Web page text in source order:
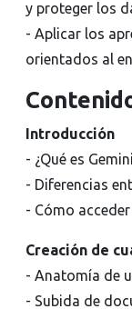
y proteger los
- Aplicar los
orientados al
Introducción
- ¿Qué es
- Diferencias
- Cómo
Creación de
- Anatomía de
- Subida de